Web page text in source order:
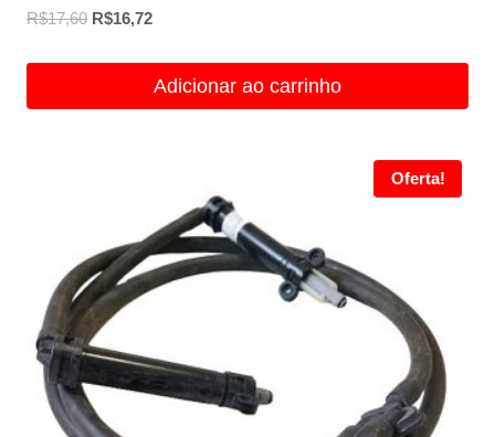
R$17,60 O
R$16,72O
é:
Adicionar ao carrinho
Oferta!